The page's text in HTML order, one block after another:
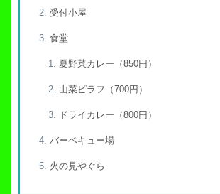
受付小屋
食堂
夏野菜カレー（850円）
山菜ピラフ（700円）
ドライカレー（800円）
バーベキュー場
火の見やぐら